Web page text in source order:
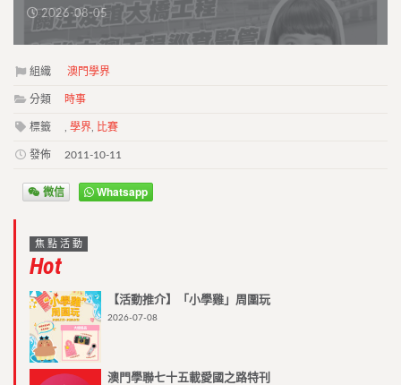
2026-08-05
組織 澳門學界
分類 時事
標籤 學界 比賽
發佈 2011-10-11
微信 Whatsapp
焦點活動
Hot
【活動推介】「小學雞」周圍玩
2026-07-08
澳門學聯七十五載愛國之路特刊